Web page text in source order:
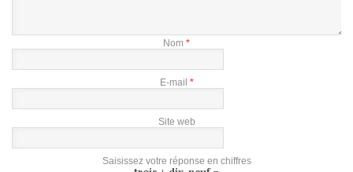
Nom *
E-mail *
Site web
Saisissez votre réponse en chiffres